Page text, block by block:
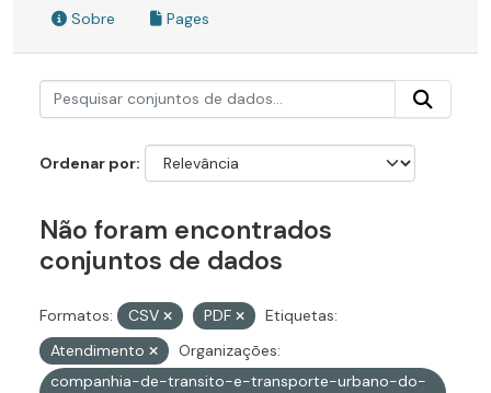
Sobre Pages
Ordenar por
Não foram encontrados
conjuntos de dados
Formatos: CSV PDF
Etiquetas:
Atendimento
Organizações:
companhia-de-transito-e-transporte-urbano-do-